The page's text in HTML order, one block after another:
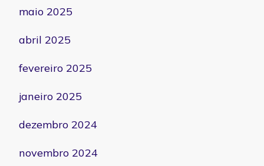
maio 2025
abril 2025
fevereiro 2025
janeiro 2025
dezembro 2024
novembro 2024